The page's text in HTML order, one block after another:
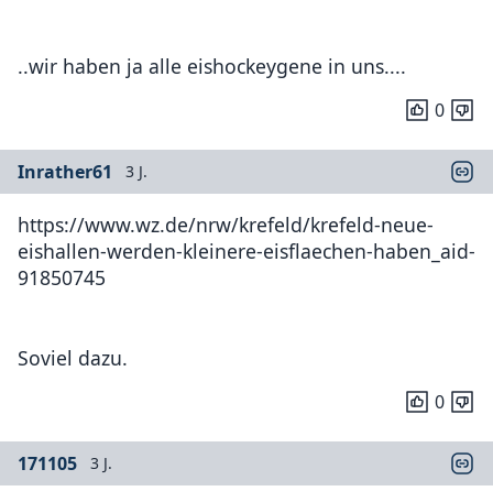
..wir haben ja alle eishockeygene in uns....
0
Inrather61 3 J.
https://www.wz.de/nrw/krefeld/krefeld-neue-
eishallen-werden-kleinere-eisflaechen-haben_aid-
91850745
Soviel dazu.
0
171105 3 J.